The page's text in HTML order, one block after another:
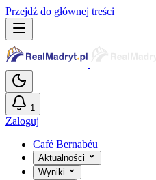
Przejdź do głównej treści
1
Zaloguj
Café Bernabéu
Aktualności
Wyniki